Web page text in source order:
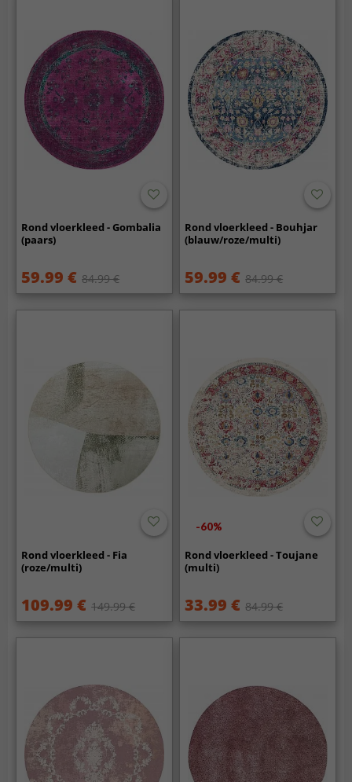
Rond vloerkleed - Gombalia
(paars)
59.99 € 84.99 €
Rond vloerkleed - Bouhjar
(blauw/roze/multi)
59.99 € 84.99 €
Rond vloerkleed - Fia
(roze/multi)
109.99 € 149.99 €
-60%
Rond vloerkleed - Toujane
(multi)
33.99 € 84.99 €